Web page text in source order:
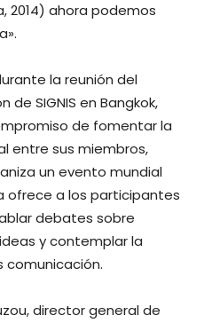
2014) ahora podemos
la reunión del
SIGNIS en Bangkok,
de fomentar la
entre sus miembros,
un evento mundial
ofrece a los participantes
debates sobre
y contemplar la
comunicación.
director general de